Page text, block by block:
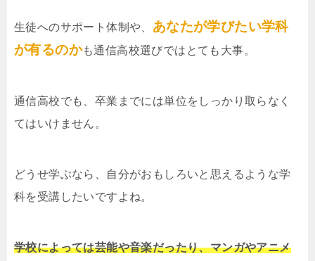
生徒へのサポート体制や、 あなたが学びたい学科
が有るのかも通信高校選びではとても大事。
通信高校でも、卒業までには単位をしっかり取らなく
てはいけません。
どうせ学ぶなら、自分がおもしろいと思えるような学
科を受講したいですよね。
学校によっては芸能や音楽だったり、マンガやアニメ